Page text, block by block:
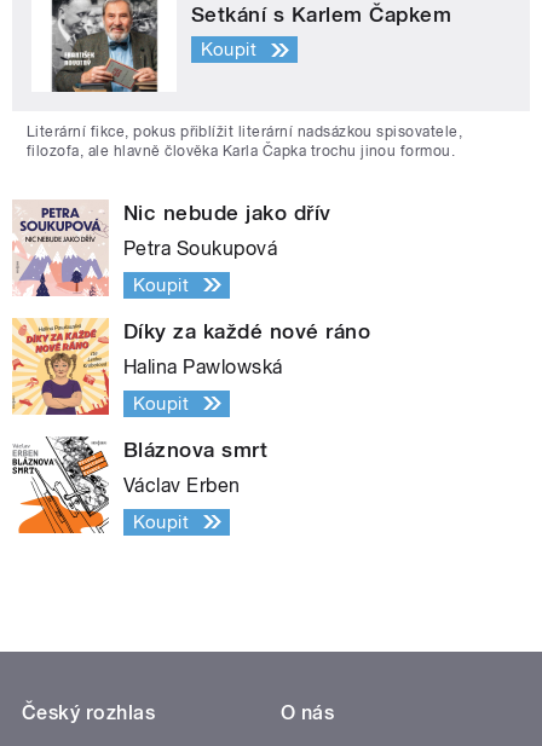
Setkání s Karlem Čapkem
Koupit
Literární fikce, pokus přiblížit literární nadsázkou spisovatele,
filozofa, ale hlavně člověka Karla Čapka trochu jinou formou.
Nic nebude jako dřív
Petra Soukupová
Koupit
Díky za každé nové ráno
Halina Pawlowská
Koupit
Bláznova smrt
Václav Erben
Koupit
Český rozhlas
O nás